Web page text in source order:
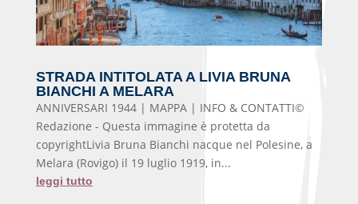
STRADA INTITOLATA A LIVIA BRUNA
BIANCHI A MELARA
ANNIVERSARI 1944 | MAPPA | INFO & CONTATTI©
Redazione - Questa immagine è protetta da
copyrightLivia Bruna Bianchi nacque nel Polesine, a
Melara (Rovigo) il 19 luglio 1919, in...
leggi tutto